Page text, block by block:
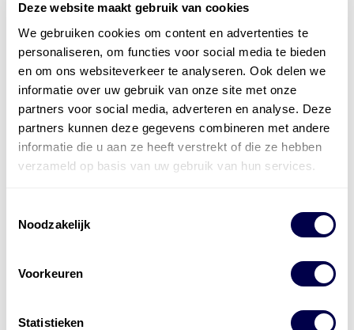
Deze website maakt gebruik van cookies
We gebruiken cookies om content en advertenties te
personaliseren, om functies voor social media te bieden
en om ons websiteverkeer te analyseren. Ook delen we
informatie over uw gebruik van onze site met onze
partners voor social media, adverteren en analyse. Deze
partners kunnen deze gegevens combineren met andere
informatie die u aan ze heeft verstrekt of die ze hebben
verzameld op basis van uw gebruik van hun services.
Noodzakelijk
Voorkeuren
Statistieken
Den Hartog Energies
bestaat uitvier divisies